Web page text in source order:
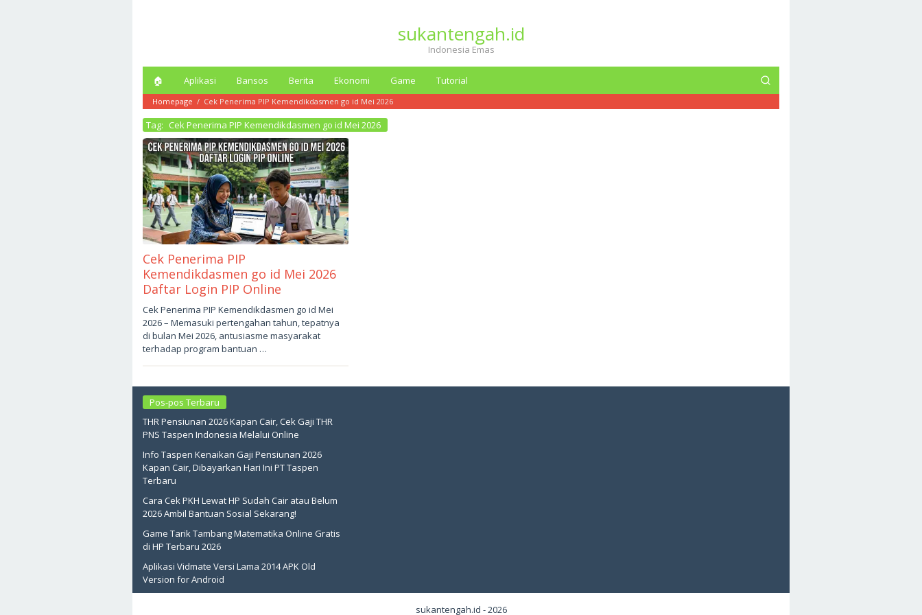
sukantengah.id
Indonesia Emas
🏠︎ Aplikasi Bansos Berita Ekonomi Game Tutorial
Homepage / Cek Penerima PIP Kemendikdasmen go id Mei 2026
Tag: Cek Penerima PIP Kemendikdasmen go id Mei 2026
Cek Penerima PIP
Kemendikdasmen go id Mei 2026
Daftar Login PIP Online
Mei
2,
2026
oleh
sukantengah
Cek Penerima PIP Kemendikdasmen go id Mei
2026 – Memasuki pertengahan tahun, tepatnya
di bulan Mei 2026, antusiasme masyarakat
terhadap program bantuan …
Pos-pos Terbaru
THR Pensiunan 2026 Kapan Cair, Cek Gaji THR
PNS Taspen Indonesia Melalui Online
Info Taspen Kenaikan Gaji Pensiunan 2026
Kapan Cair, Dibayarkan Hari Ini PT Taspen
Terbaru
Cara Cek PKH Lewat HP Sudah Cair atau Belum
2026 Ambil Bantuan Sosial Sekarang!
Game Tarik Tambang Matematika Online Gratis
di HP Terbaru 2026
Aplikasi Vidmate Versi Lama 2014 APK Old
Version for Android
sukantengah.id - 2026